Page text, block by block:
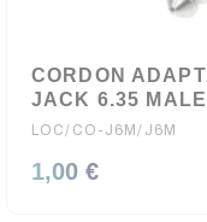
CORDON
JACK 6.35
LOC/CO-J6M/J6M
1,00 €